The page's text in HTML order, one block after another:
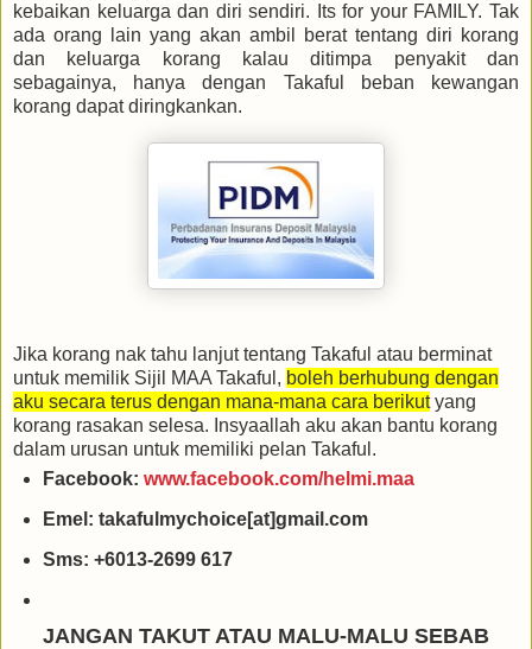
kebaikan keluarga dan diri sendiri. Its for your FAMILY. Tak
ada orang lain yang akan ambil berat tentang diri korang
dan keluarga korang kalau ditimpa penyakit dan
sebagainya, hanya dengan Takaful beban kewangan
korang dapat diringkankan.
Jika korang nak tahu lanjut tentang Takaful atau berminat
untuk memilik Sijil MAA Takaful, boleh berhubung dengan
aku secara terus dengan mana-mana cara berikutyang
korang rasakan selesa. Insyaallah aku akan bantu korang
dalam urusan untuk memiliki pelan Takaful.
Facebook: www.facebook.com/helmi.maa
Emel: takafulmychoice[at]gmail.com
Sms: +6013-2699 617
JANGAN TAKUT ATAU MALU-MALU SEBAB